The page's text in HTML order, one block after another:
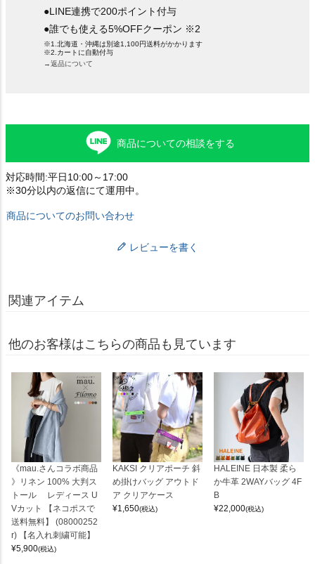
●LINE連携で200ポイント付与
●誰でも使える5%OFFクーポン ※2
※1.北海道・沖縄は別途1,100円送料がかかります
※2.カートに自動付与
→返品について
商品についての相談をする
対応時間:平日10:00～17:00
※30分以内の返信にて運用中。
商品についてのお問い合わせ
レビューを書く
関連アイテム
他のお客様はこちらの商品も見ています
《mau.さんコラボ商品
》リネン 100% 大判ス
トール レディース U
Vカット 【ネコポスで
送料無料】 (08000252
r) 【名入れ刺繍可能】
¥5,900(税込)
KAKSI クリアポーチ 斜
め掛けバッグ アウトド
ア クリアケース
¥1,650(税込)
HALEINE 日本製 柔ら
か牛革 2WAYバッグ 4F
B
¥22,000(税込)